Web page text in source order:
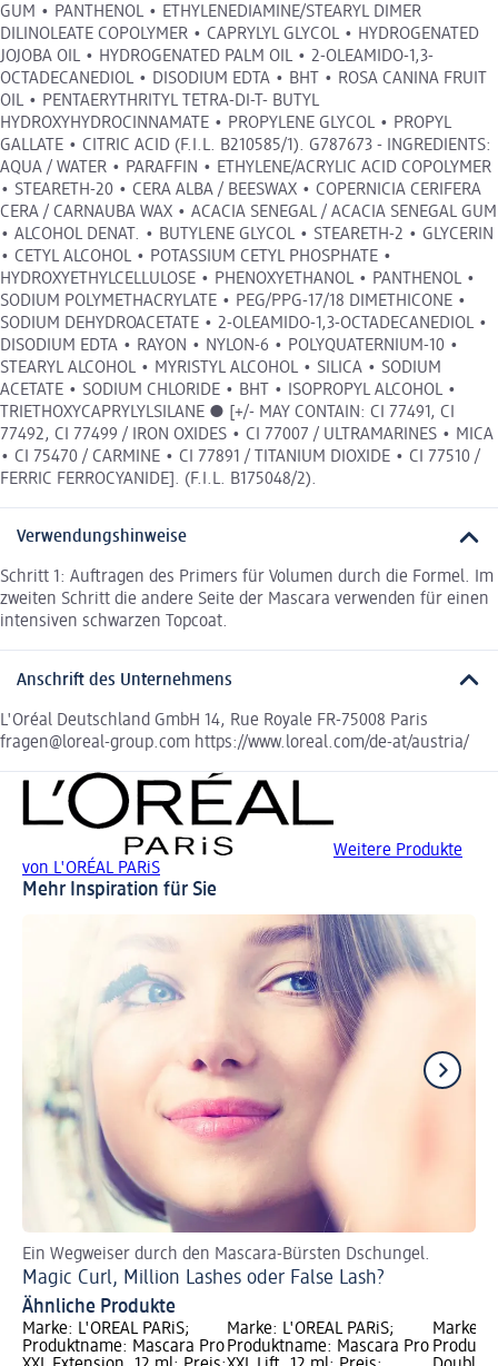
GUM • PANTHENOL • ETHYLENEDIAMINE/STEARYL DIMER
DILINOLEATE COPOLYMER • CAPRYLYL GLYCOL • HYDROGENATED
JOJOBA OIL • HYDROGENATED PALM OIL • 2-OLEAMIDO-1,3-
OCTADECANEDIOL • DISODIUM EDTA • BHT • ROSA CANINA FRUIT
OIL • PENTAERYTHRITYL TETRA-DI-T- BUTYL
HYDROXYHYDROCINNAMATE • PROPYLENE GLYCOL • PROPYL
GALLATE • CITRIC ACID (F.I.L. B210585/1). G787673 - INGREDIENTS:
AQUA / WATER • PARAFFIN • ETHYLENE/ACRYLIC ACID COPOLYMER
• STEARETH-20 • CERA ALBA / BEESWAX • COPERNICIA CERIFERA
CERA / CARNAUBA WAX • ACACIA SENEGAL / ACACIA SENEGAL GUM
• ALCOHOL DENAT. • BUTYLENE GLYCOL • STEARETH-2 • GLYCERIN
• CETYL ALCOHOL • POTASSIUM CETYL PHOSPHATE •
HYDROXYETHYLCELLULOSE • PHENOXYETHANOL • PANTHENOL •
SODIUM POLYMETHACRYLATE • PEG/PPG-17/18 DIMETHICONE •
SODIUM DEHYDROACETATE • 2-OLEAMIDO-1,3-OCTADECANEDIOL •
DISODIUM EDTA • RAYON • NYLON-6 • POLYQUATERNIUM-10 •
STEARYL ALCOHOL • MYRISTYL ALCOHOL • SILICA • SODIUM
ACETATE • SODIUM CHLORIDE • BHT • ISOPROPYL ALCOHOL •
TRIETHOXYCAPRYLYLSILANE ● [+/- MAY CONTAIN: CI 77491, CI
77492, CI 77499 / IRON OXIDES • CI 77007 / ULTRAMARINES • MICA
• CI 75470 / CARMINE • CI 77891 / TITANIUM DIOXIDE • CI 77510 /
FERRIC FERROCYANIDE]. (F.I.L. B175048/2).
Verwendungshinweise
Schritt 1: Auftragen des Primers für Volumen durch die Formel. Im
zweiten Schritt die andere Seite der Mascara verwenden für einen
intensiven schwarzen Topcoat.
Anschrift des Unternehmens
L'Oréal Deutschland GmbH 14, Rue Royale FR-75008 Paris
fragen@loreal-group.com https://www.loreal.com/de-at/austria/
Weitere Produkte
von L'ORÉAL PARiS
Mehr Inspiration für Sie
Ein Wegweiser durch den Mascara-Bürsten Dschungel.
Magic Curl, Million Lashes oder False Lash?
Ähnliche Produkte
Marke: L'ORÉAL PARiS;
Produktname: Mascara Pro
Marke: L'ORÉAL PARiS;
Produktname: Mascara Pro
Marke: